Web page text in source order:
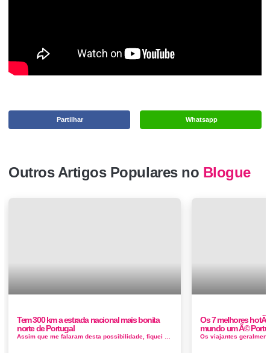
Whatsapp
Partilhar
Outros Artigos Populares no Blogue
Tem 300 km a estrada nacional mais bonita
norte de Portugal
Os 7 melhores
mundo um Ã©